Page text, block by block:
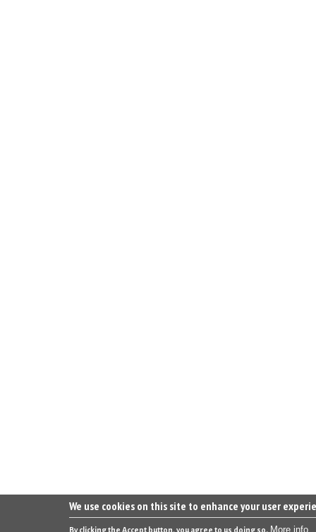
We use cookies on this site to enhance your user
By clicking the Accept button, you agree to us doing so. More info